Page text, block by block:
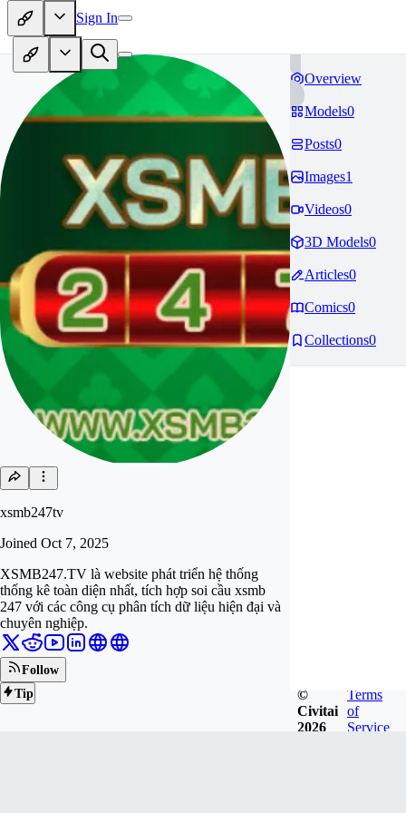
Sign In
xsmb247tv
Joined Oct 7, 2025
XSMB247.TV là website phát triển hệ thống
thống kê toàn diện nhất, tích hợp soi cầu xsmb
247 với các công cụ phân tích dữ liệu hiện đại và
chuyên nghiệp.
Follow
Tip
Overview
Models0
Posts0
Images1
Videos0
3D Models0
Articles0
Comics0
Collections0
©
Civitai
2026
Terms
of
Service